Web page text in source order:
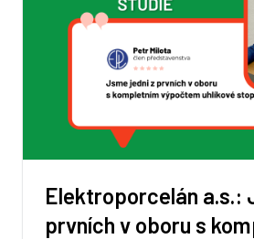
Elektroporcelán a.s.:
prvních v oboru s